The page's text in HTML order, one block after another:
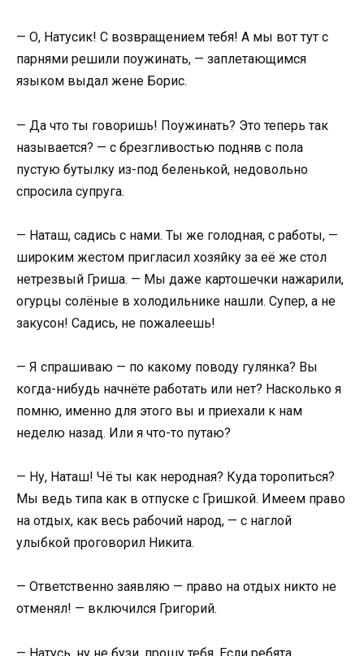
— О, Натусик! С возвращением тебя! А мы вот тут с
парнями решили поужинать, — заплетающимся
языком выдал жене Борис.
— Да что ты говоришь! Поужинать? Это теперь так
называется? — с брезгливостью подняв с пола
пустую бутылку из-под беленькой, недовольно
спросила супруга.
— Наташ, садись с нами. Ты же голодная, с работы, —
широким жестом пригласил хозяйку за её же стол
нетрезвый Гриша. — Мы даже картошечки нажарили,
огурцы солёные в холодильнике нашли. Супер, а не
закусон! Садись, не пожалеешь!
— Я спрашиваю — по какому поводу гулянка? Вы
когда-нибудь начнёте работать или нет? Насколько я
помню, именно для этого вы и приехали к нам
неделю назад. Или я что-то путаю?
— Ну, Наташ! Чё ты как неродная? Куда торопиться?
Мы ведь типа как в отпуске с Гришкой. Имеем право
на отдых, как весь рабочий народ, — с наглой
улыбкой проговорил Никита.
— Ответственно заявляю — право на отдых никто не
отменял! — включился Григорий.
— Натусь, ну не бузи, прошу тебя. Если ребята